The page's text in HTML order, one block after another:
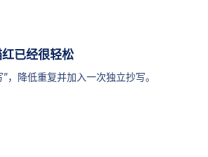
已经很轻松
，降低重复并加入一次独立抄写。